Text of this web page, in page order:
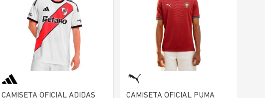
CAMISETA OFICIAL ADIDAS
CAMISETA OFICIAL PUMA